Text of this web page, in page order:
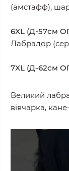
(амстафф),
6XL (Д-57см
Лабрадор
7XL (Д-62см
Великий
вівчарка,